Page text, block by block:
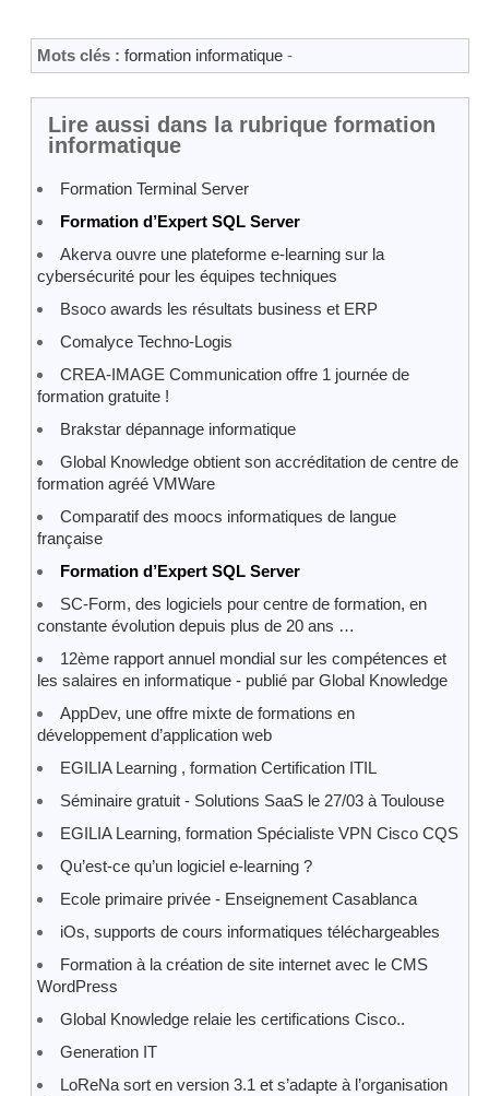
Mots clés : formation informatique -
Lire aussi dans la rubrique formation
informatique
Formation Terminal Server
Formation d’Expert SQL Server
Akerva ouvre une plateforme e-learning sur la
cybersécurité pour les équipes techniques
Bsoco awards les résultats business et ERP
Comalyce Techno-Logis
CREA-IMAGE Communication offre 1 journée de
formation gratuite !
Brakstar dépannage informatique
Global Knowledge obtient son accréditation de centre de
formation agréé VMWare
Comparatif des moocs informatiques de langue
française
Formation d’Expert SQL Server
SC-Form, des logiciels pour centre de formation, en
constante évolution depuis plus de 20 ans …
12ème rapport annuel mondial sur les compétences et
les salaires en informatique - publié par Global Knowledge
AppDev, une offre mixte de formations en
développement d’application web
EGILIA Learning , formation Certification ITIL
Séminaire gratuit - Solutions SaaS le 27/03 à Toulouse
EGILIA Learning, formation Spécialiste VPN Cisco CQS
Qu’est-ce qu’un logiciel e-learning ?
Ecole primaire privée - Enseignement Casablanca
iOs, supports de cours informatiques téléchargeables
Formation à la création de site internet avec le CMS
WordPress
Global Knowledge relaie les certifications Cisco..
Generation IT
LoReNa sort en version 3.1 et s’adapte à l’organisation